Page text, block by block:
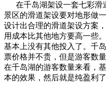
在千岛湖架设一套七彩滑
景区的滑道架设要对地形做
设计出合理的滑道架设方案
用成本比其他地方要高一些
基本上没有其他投入了。千
票价格并不贵，但是游客数
在千岛湖的游客数量来看，
本的效果，然后就是纯盈利了